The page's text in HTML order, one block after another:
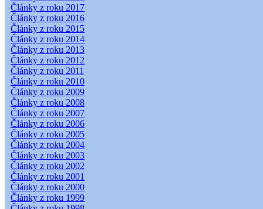
Články z roku 2017
Články z roku 2016
Články z roku 2015
Články z roku 2014
Články z roku 2013
Články z roku 2012
Články z roku 2011
Články z roku 2010
Články z roku 2009
Články z roku 2008
Články z roku 2007
Články z roku 2006
Články z roku 2005
Články z roku 2004
Články z roku 2003
Články z roku 2002
Články z roku 2001
Články z roku 2000
Články z roku 1999